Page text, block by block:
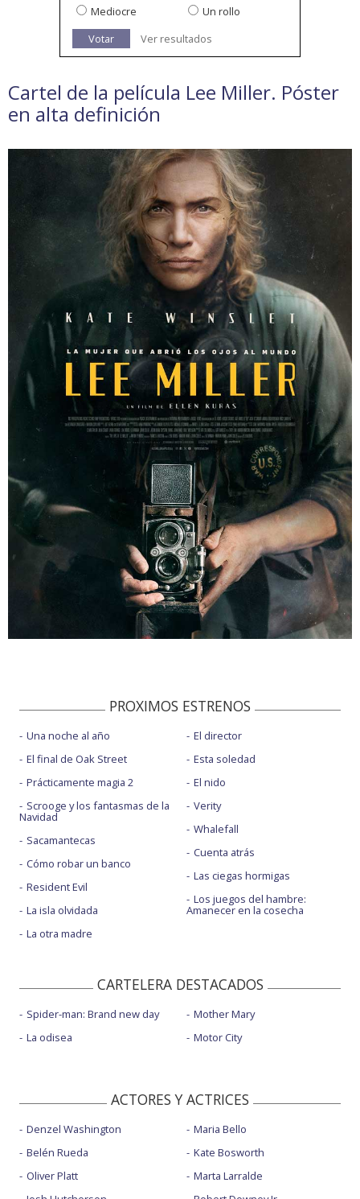
Mediocre
Un rollo
Votar
Ver resultados
Cartel de la película Lee Miller. Póster
en alta definición
PROXIMOS ESTRENOS
Una noche al año
El final de Oak Street
Prácticamente magia 2
Scrooge y los fantasmas de la
Navidad
Sacamantecas
Cómo robar un banco
Resident Evil
La isla olvidada
La otra madre
El director
Esta soledad
El nido
Verity
Whalefall
Cuenta atrás
Las ciegas hormigas
Los juegos del hambre:
Amanecer en la cosecha
CARTELERA DESTACADOS
Spider-man: Brand new day
La odisea
Mother Mary
Motor City
ACTORES Y ACTRICES
Denzel Washington
Belén Rueda
Oliver Platt
Maria Bello
Kate Bosworth
Marta Larralde